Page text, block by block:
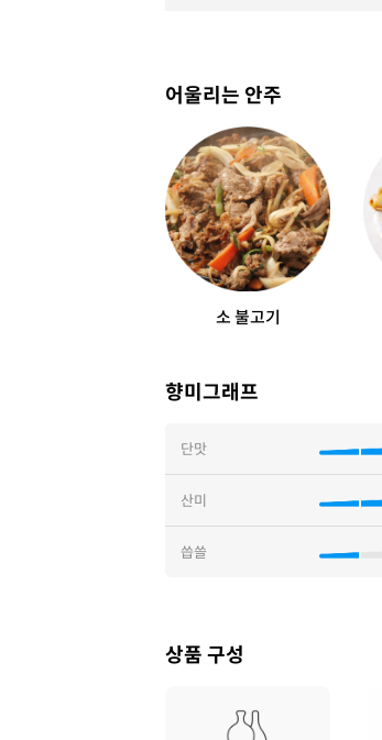
어울리는 안주
소 불고기
향미그래프
단맛
산미
씁쓸
상품 구성